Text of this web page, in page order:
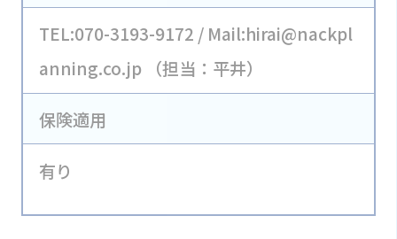
TEL:070-3193-9172 / Mail:hirai@nackpl
anning.co.jp （担当：平井）
保険適用
有り